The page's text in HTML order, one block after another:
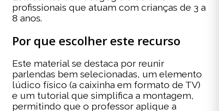
profissionais que atuam com crianças de 3 a
8 anos.
Por que escolher este recurso
Este material se destaca por reunir
parlendas bem selecionadas, um elemento
lúdico físico (a caixinha em formato de TV)
e um tutorial que simplifica a montagem,
permitindo que o professor aplique a